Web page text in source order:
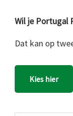
Wil je Portugal
Dat kan op
Kies hier